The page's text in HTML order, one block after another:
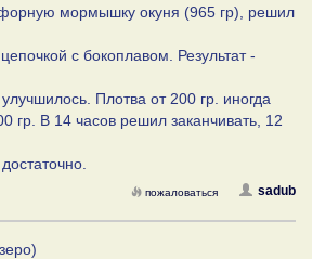
мормышку окуня (965 гр), решил
с бокоплавом. Результат -
Плотва от 200 гр. иногда
гр. В 14 часов решил заканчивать, 12
sadub
пожаловаться